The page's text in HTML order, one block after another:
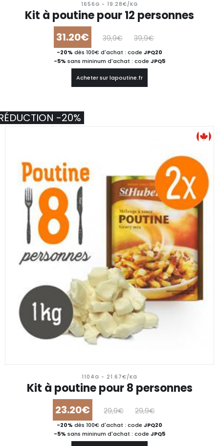
1656G - 19.28€/KG
Kit à poutine pour 12 personnes
31.20€ 39,9€ 39,9€
-20% dès 100€ d'achat : code JPQ20
-5% sans mininum d'achat : code JPQ5
Acheter sur lapoutine.fr
1104G - 21.67€/KG
Kit à poutine pour 8 personnes
23.20€ 29,9€ 29,9€
-20% dès 100€ d'achat : code JPQ20
-5% sans mininum d'achat : code JPQ5
-20%